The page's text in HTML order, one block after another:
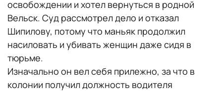
освобождении и хотел вернуться в родной
Вельск. Суд рассмотрел дело и отказал
Шипилову, потому что маньяк продолжил
насиловать и убивать женщин даже сидя в
тюрьме.
Изначально он вел себя прилежно, за что в
колонии получил должность водителя